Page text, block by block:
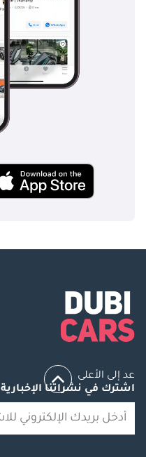
عد إلى الأعلى
اشترك في نشراتنا الإخبارية